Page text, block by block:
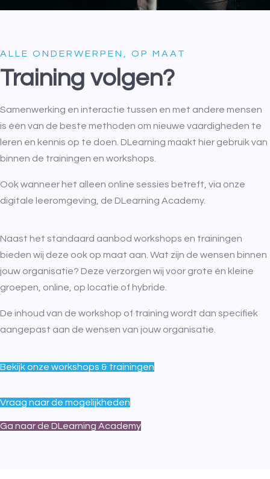
ALLE ONDERWERPEN, OP MAAT
Training volgen?
Samenwerking en interactie tussen en met andere mensen
is één van de beste methoden om nieuwe vaardigheden te
leren en kennis op te doen. DLearning maakt hier gebruik van
binnen de trainingen en workshops.
Ook wanneer het alleen online sessies betreft, via onze
digitale leeromgeving, de DLearning Academy.
Naast het standaard aanbod workshops en trainingen
bieden wij deze ook op maat aan. Wat zijn de wensen binnen
jouw organisatie? Deze verzorgen wij voor grote én kleine
groepen, online, op locatie of hybride.
De inhoud van de workshop of training wordt dan specifiek
aangepast aan de wensen van jouw organisatie.
Bekijk onze workshops & trainingen
Vraag naar de mogelijkheden
Ga naar de DLearning Academy